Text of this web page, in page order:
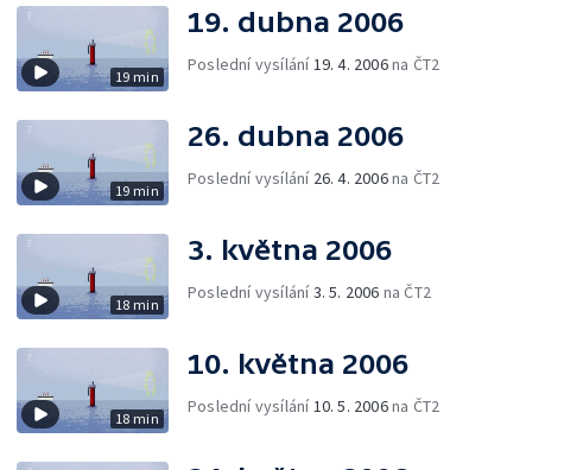
19 min
19. dubna 2006
Poslední vysílání 19. 4. 2006na ČT2
19 min
26. dubna 2006
Poslední vysílání 26. 4. 2006na ČT2
18 min
3. května 2006
Poslední vysílání3. 5. 2006 na ČT2
18 min
10. května 2006
Poslední vysílání 10. 5. 2006na ČT2